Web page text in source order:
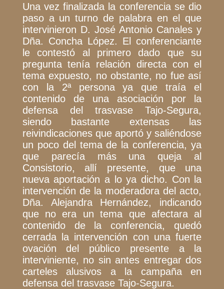
Una vez finalizada la conferencia se dio
paso a un turno de palabra en el que
intervinieron D. José Antonio Canales y
Dña. Concha López. El conferenciante
le contestó al primero dado que su
pregunta tenía relación directa con el
tema expuesto, no obstante, no fue así
con la 2ª persona ya que traía el
contenido de una asociación por la
defensa del trasvase Tajo-Segura,
siendo bastante extensas las
reivindicaciones que aportó y saliéndose
un poco del tema de la conferencia, ya
que parecía más una queja al
Consistorio, allí presente, que una
nueva aportación a lo ya dicho. Con la
intervención de la moderadora del acto,
Dña. Alejandra Hernández, indicando
que no era un tema que afectara al
contenido de la conferencia, quedó
cerrada la intervención con una fuerte
ovación del público presente a la
interviniente, no sin antes entregar dos
carteles alusivos a la campaña en
defensa del trasvase Tajo-Segura.